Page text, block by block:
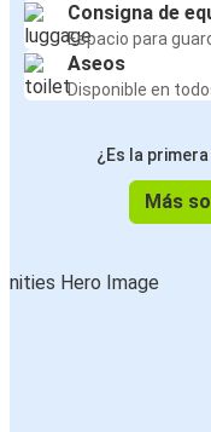
Consigna de
Espacio para
Aseos
Disponible en
¿Es la
Más